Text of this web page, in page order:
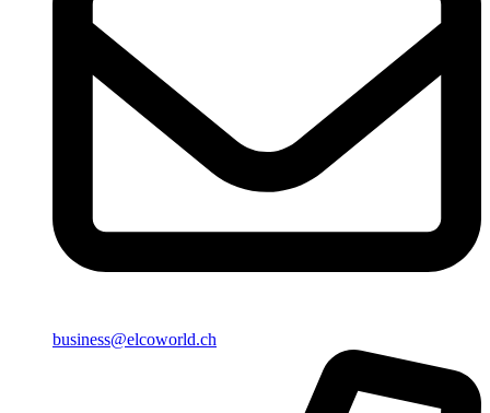
business@elcoworld.ch